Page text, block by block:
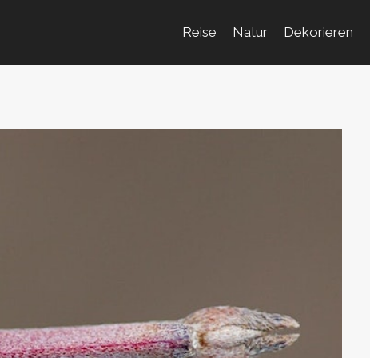
Reise Natur Dekorieren